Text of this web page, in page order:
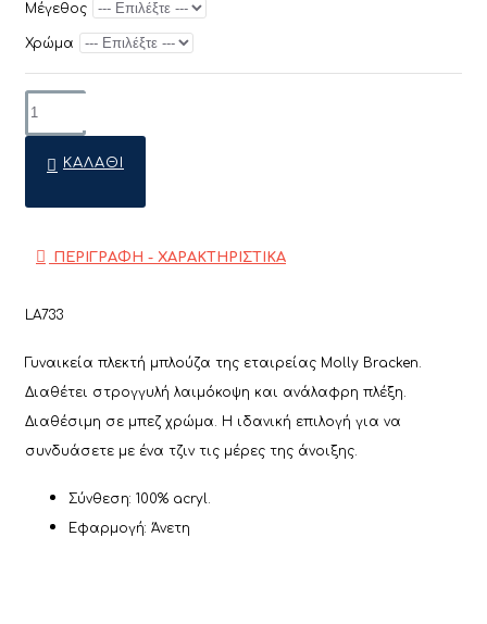
Μέγεθος
Χρώμα
ΚΑΛΆΘΙ
ΠΕΡΙΓΡΑΦΗ - ΧΑΡΑΚΤΗΡΙΣΤΙΚΑ
LA733
Γυναικεία πλεκτή μπλούζα της εταιρείας Molly Bracken.
Διαθέτει στρογγυλή λαιμόκοψη και ανάλαφρη πλέξη.
Διαθέσιμη σε μπεζ χρώμα. Η ιδανική επιλογή για να
συνδυάσετε με ένα τζιν τις μέρες της άνοιξης.
Σύνθεση: 100% acryl.
Εφαρμογή: Άνετη